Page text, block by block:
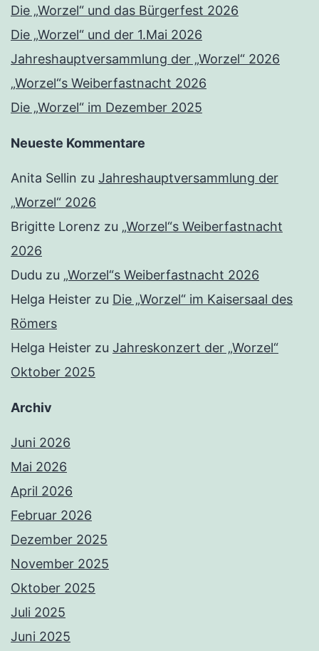
Die „Worzel“ und das Bürgerfest 2026
Die „Worzel“ und der 1.Mai 2026
Jahreshauptversammlung der „Worzel“ 2026
„Worzel“s Weiberfastnacht 2026
Die „Worzel“ im Dezember 2025
Neueste Kommentare
Anita Sellin zu Jahreshauptversammlung der
„Worzel“ 2026
Brigitte Lorenz zu „Worzel“s Weiberfastnacht
2026
Dudu zu „Worzel“s Weiberfastnacht 2026
Helga Heister zu Die „Worzel“ im Kaisersaal des
Römers
Helga Heister zu Jahreskonzert der „Worzel“
Oktober 2025
Archiv
Juni 2026
Mai 2026
April 2026
Februar 2026
Dezember 2025
November 2025
Oktober 2025
Juli 2025
Juni 2025